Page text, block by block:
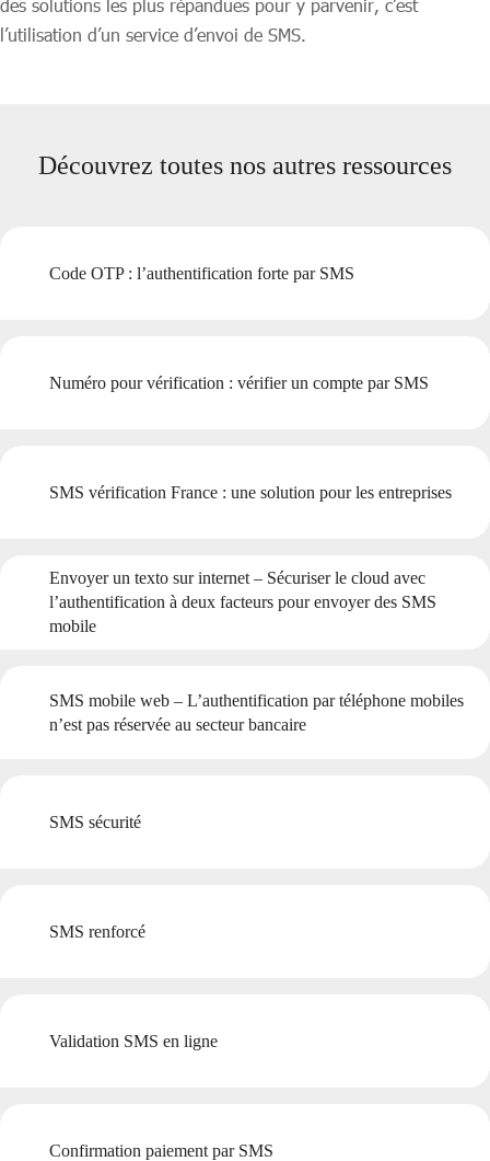
des solutions les plus répandues pour y parvenir, c’est
l’utilisation d’un service d’envoi de SMS.
Découvrez toutes nos autres ressources
Code OTP : l’authentification forte par SMS
Numéro pour vérification : vérifier un compte par SMS
SMS vérification France : une solution pour les entreprises
Envoyer un texto sur internet – Sécuriser le cloud avec
l’authentification à deux facteurs pour envoyer des SMS
mobile
SMS mobile web – L’authentification par téléphone mobiles
n’est pas réservée au secteur bancaire
SMS sécurité
SMS renforcé
Validation SMS en ligne
Confirmation paiement par SMS